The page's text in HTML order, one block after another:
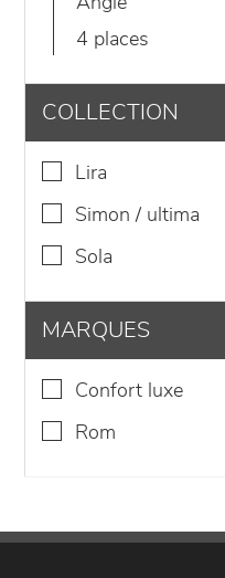
4 places
COLLECTION
lira
simon / ultima
sola
MARQUES
confort luxe
rom